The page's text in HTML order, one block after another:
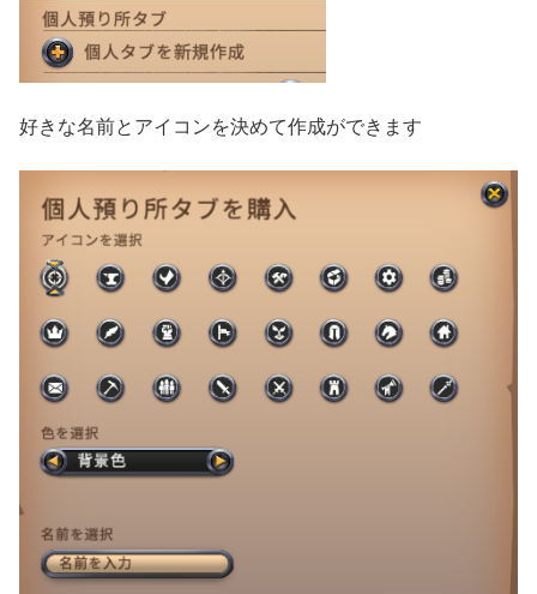
好きな名前とアイコンを決めて作成ができます